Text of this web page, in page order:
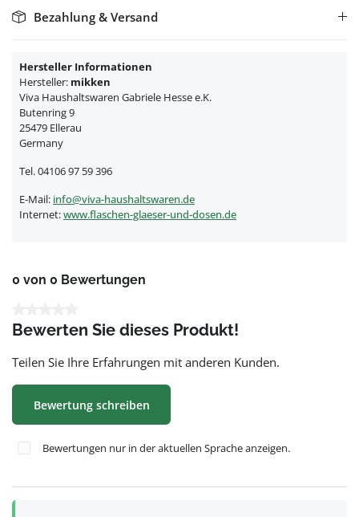
Bezahlung & Versand
Hersteller Informationen
Hersteller: mikken
Viva Haushaltswaren Gabriele Hesse e.K.
Butenring 9
25479 Ellerau
Germany
Tel. 04106 97 59 396
E-Mail: info@viva-haushaltswaren.de
Internet:www.flaschen-glaeser-und-dosen.de
0 von 0 Bewertungen
Bewerten Sie dieses Produkt!
Teilen Sie Ihre Erfahrungen mit anderen Kunden.
Bewertung schreiben
Bewertungen nur in der aktuellen Sprache anzeigen.